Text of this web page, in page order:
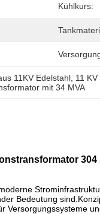
Kühlkurs:
11KV Edelstahl 11
mit 34 MVA
304
Bedeutung